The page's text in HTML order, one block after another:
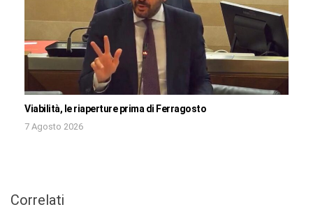
Viabilità, le riaperture prima di Ferragosto
7 Agosto 2026
Correlati